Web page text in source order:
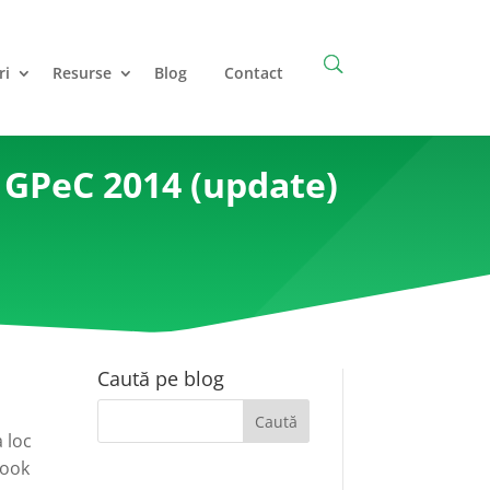
Resurse Blog Contact
2014 (update)
loc
Caută pe blog